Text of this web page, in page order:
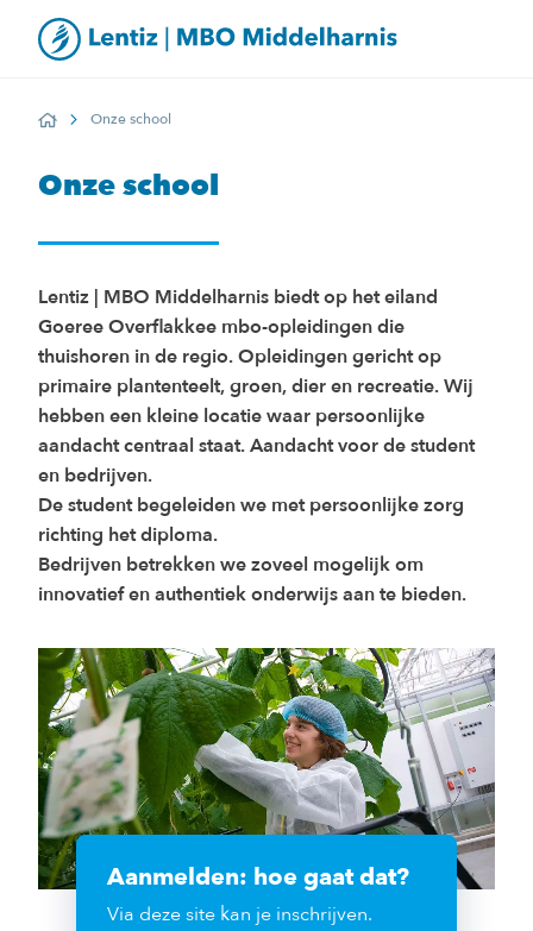
HomeOnze school
Onze school
Lentiz | MBO Middelharnis biedt op het eiland
Goeree Overflakkee mbo-opleidingen die
thuishoren in de regio. Opleidingen gericht op
primaire plantenteelt, groen, dier en recreatie. Wij
hebben een kleine locatie waar persoonlijke
aandacht centraal staat. Aandacht voor de student
en bedrijven.
De student begeleiden we met persoonlijke zorg
richting het diploma.
Bedrijven betrekken we zoveel mogelijk om
innovatief en authentiek onderwijs aan te bieden.
Aanmelden: hoe gaat dat?
Via deze site kan je inschrijven.